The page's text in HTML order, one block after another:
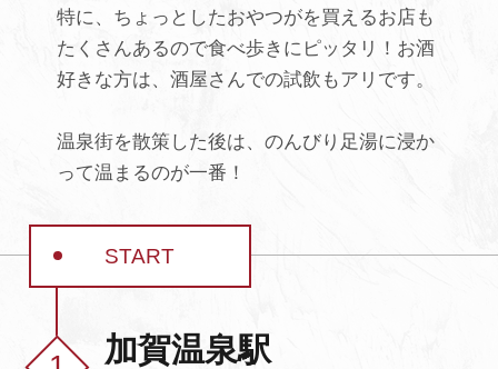
パンフレットダウンロード
写真ダウンロード
よくあるご質問・お問い合わせ
プライバシーポリシー
特に、ちょっとしたおやつがを買えるお店も
たくさんあるので食べ歩きにピッタリ！お酒
好きな方は、酒屋さんでの試飲もアリです。
温泉街を散策した後は、のんびり足湯に浸か
って温まるのが一番！
START
加賀温泉駅